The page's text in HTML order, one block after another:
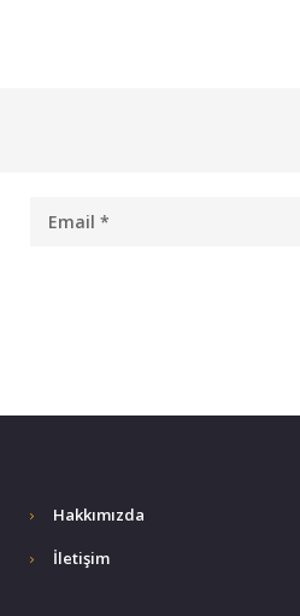
Hakkımızda
İletişim